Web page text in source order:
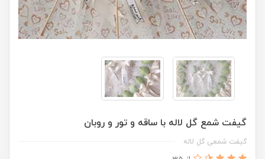
گیفت شمع گل لاله با ساقه و تور و روبان
گیفت شمعی گل لاله